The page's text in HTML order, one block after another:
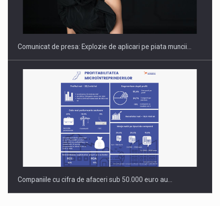
PUTTING ROMANIAN CORPORATE COMPANIES ON THE
INTERNATIONAL BUSINESS SCENE
Comunicat de presa: Explozie de aplicari pe piata muncii…
Companiile cu cifra de afaceri sub 50.000 euro au…